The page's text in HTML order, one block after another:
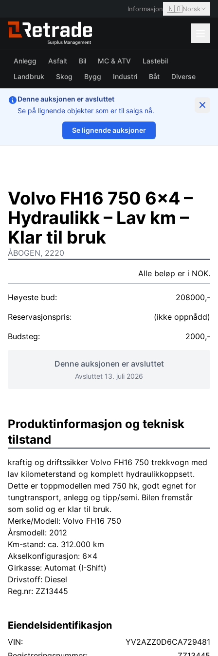
Informasjon 🇳🇴Norsk
Anlegg Asfalt Bil MC & ATV
Lastebil
Landbruk
Skog Bygg Industri Båt Diverse
Denne auksjonen er avsluttet
Se på lignende objekter som er til salgs nå.
Se lignende auksjoner
1/25
Volvo FH16 750 6x4 –
Hydraulikk – Lav km –
Klar til bruk
ÅBOGEN, 2220
Alle beløp er i NOK.
Høyeste bud:
208000,-
Reservasjonspris:
(ikke oppnådd)
Budsteg:
2000,-
Denne auksjonen er avsluttet
Avsluttet 13. juli 2026
Produktinformasjon og teknisk
tilstand
kraftig og driftssikker Volvo FH16 750 trekkvogn med
lav kilometerstand og komplett hydraulikkoppsett.
Dette er toppmodellen med 750 hk, godt egnet for
tungtransport, anlegg og tipp/semi. Bilen fremstår
som solid og er klar til bruk.
Merke/Modell: Volvo FH16 750
Årsmodell: 2012
Km-stand: ca. 312.000 km
Akselkonfigurasjon: 6x4
Girkasse: Automat (I-Shift)
Drivstoff: Diesel
Reg.nr: ZZ13445
Komplett hydraulikkopplegg bak
Flere hydraulikkuttak (trykk/retur)
Eiendelsidentifikasjon
VIN:
YV2AZZ0D6CA729481